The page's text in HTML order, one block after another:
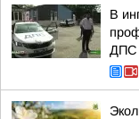
В
ДПС